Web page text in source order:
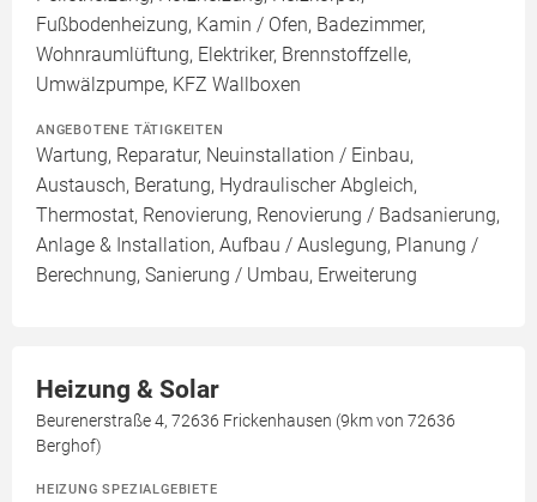
Fußbodenheizung, Kamin / Ofen, Badezimmer,
Wohnraumlüftung, Elektriker, Brennstoffzelle,
Umwälzpumpe, KFZ Wallboxen
ANGEBOTENE TÄTIGKEITEN
Wartung, Reparatur, Neuinstallation / Einbau,
Austausch, Beratung, Hydraulischer Abgleich,
Thermostat, Renovierung, Renovierung / Badsanierung,
Anlage & Installation, Aufbau / Auslegung, Planung /
Berechnung, Sanierung / Umbau, Erweiterung
Heizung & Solar
Beurenerstraße 4, 72636 Frickenhausen (9km von 72636
Berghof)
HEIZUNG SPEZIALGEBIETE